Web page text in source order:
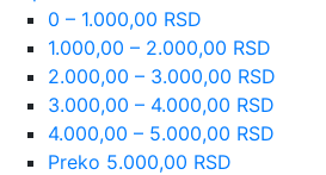
0 – 1.000,00 RSD
1.000,00 – 2.000,00 RSD
2.000,00 – 3.000,00 RSD
3.000,00 – 4.000,00 RSD
4.000,00 – 5.000,00 RSD
Preko 5.000,00 RSD